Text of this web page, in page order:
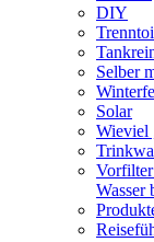
DIY
Selber
Solar
Wieviel
Vorfilter
Wasser